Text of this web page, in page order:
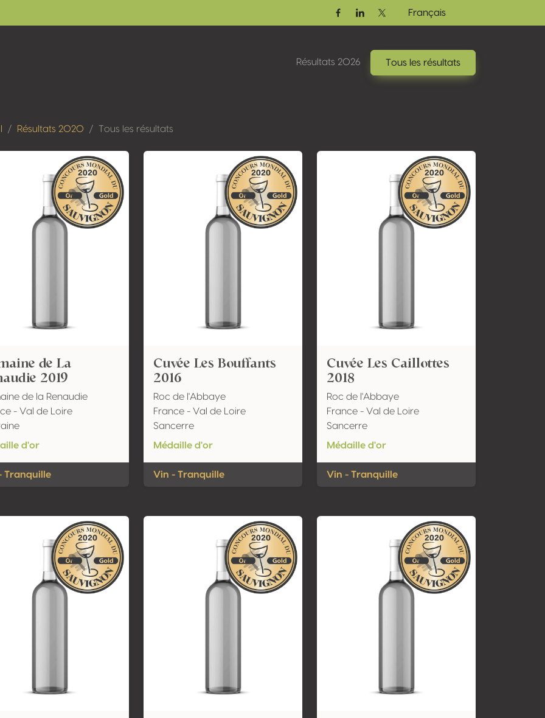
FacebookLinkedinTwitter / X
Français
Résultats 2026 Tous les résultats
Résultats 2020 Tous les résultats
de La
2019
de la Renaudie
- Val de Loire
d'or
Tranquille
Cuvée Les Bouffants
2016
Roc de l'Abbaye
France - Val de Loire
Sancerre
Médaille d'or
Vin - Tranquille
Cuvée Les Caillottes
2018
Roc de l'Abbaye
France - Val de Loire
Sancerre
Médaille d'or
Vin - Tranquille